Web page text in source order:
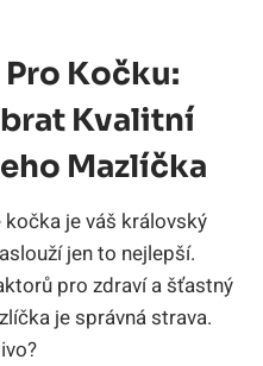
Kočku:
Kvalitní
Mazlíčka
je váš královský
jen to nejlepší.
pro zdraví a šťastný
je správná strava.